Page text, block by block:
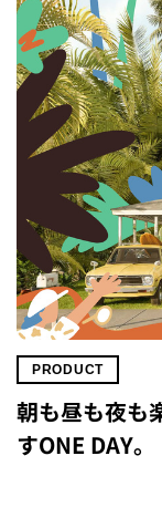
PRODUCT
朝も昼も夜も
すONE DAY。